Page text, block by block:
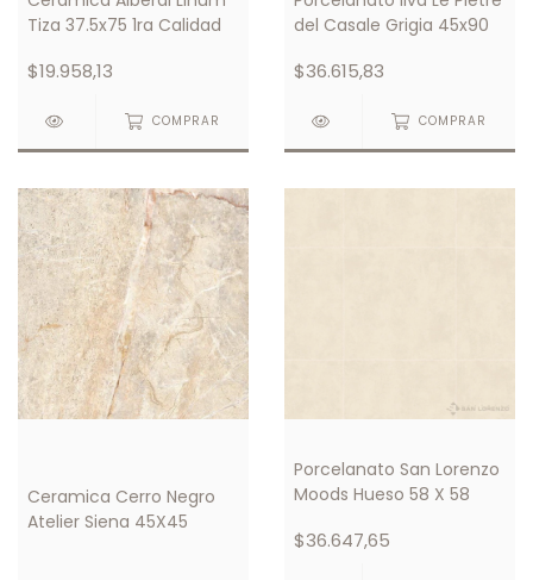
Tiza 37.5x75 1ra Calidad
$19.958,13
COMPRAR
del Casale Grigia 45x90
$36.615,83
COMPRAR
Ceramica Cerro Negro
Atelier Siena 45X45
Porcelanato San Lorenzo
Moods Hueso 58 X 58
$36.647,65